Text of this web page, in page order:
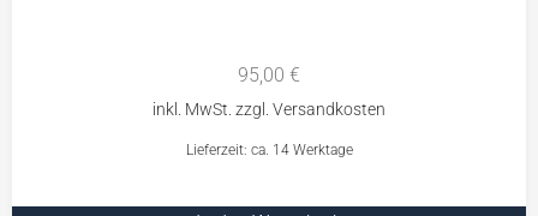
95,00 €
Lieferzeit: ca. 14 Werktage